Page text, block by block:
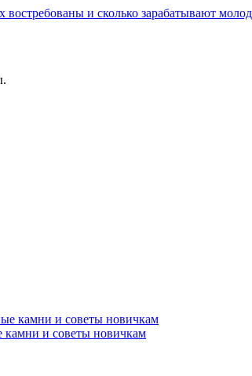
камни и советы новичкам